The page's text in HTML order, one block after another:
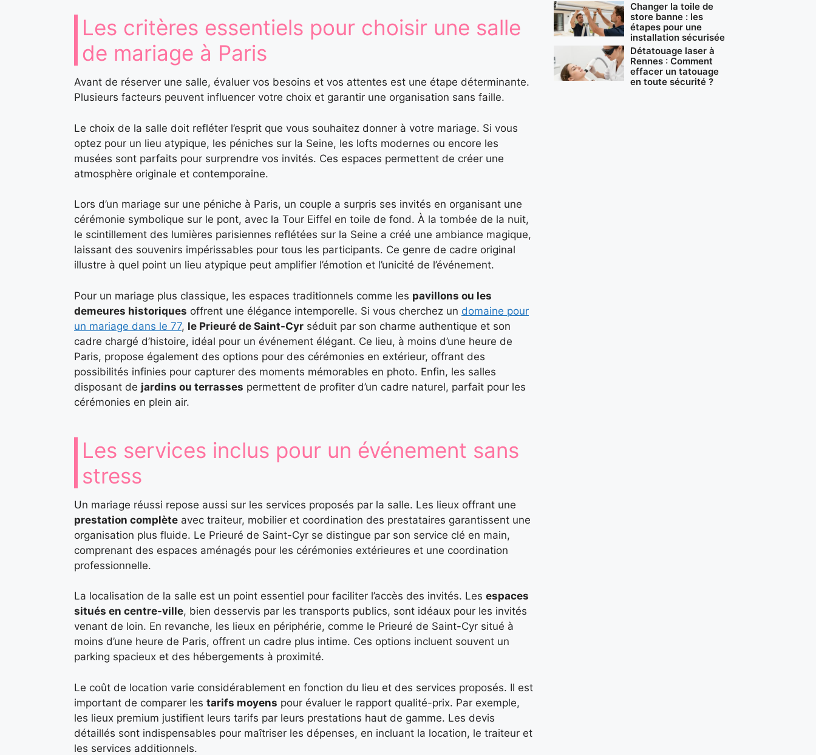
Les critères essentiels pour choisir une salle
de mariage à Paris
Avant de réserver une salle, évaluer vos besoins et vos attentes est une étape déterminante.
Plusieurs facteurs peuvent influencer votre choix et garantir une organisation sans faille.
Le choix de la salle doit refléter l’esprit que vous souhaitez donner à votre mariage. Si vous
optez pour un lieu atypique, les péniches sur la Seine, les lofts modernes ou encore les
musées sont parfaits pour surprendre vos invités. Ces espaces permettent de créer une
atmosphère originale et contemporaine.
Lors d’un mariage sur une péniche à Paris, un couple a surpris ses invités en organisant une
cérémonie symbolique sur le pont, avec la Tour Eiffel en toile de fond. À la tombée de la nuit,
le scintillement des lumières parisiennes reflétées sur la Seine a créé une ambiance magique,
laissant des souvenirs impérissables pour tous les participants. Ce genre de cadre original
illustre à quel point un lieu atypique peut amplifier l’émotion et l’unicité de l’événement.
Pour un mariage plus classique, les espaces traditionnels comme les pavillons ou les
demeures historiques offrent une élégance intemporelle. Si vous cherchez un domaine pour
un mariage dans le 77, le Prieuré de Saint-Cyr séduit par son charme authentique et son
cadre chargé d’histoire, idéal pour un événement élégant. Ce lieu, à moins d’une heure de
Paris, propose également des options pour des cérémonies en extérieur, offrant des
possibilités infinies pour capturer des moments mémorables en photo. Enfin, les salles
disposant de jardins ou terrasses permettent de profiter d’un cadre naturel, parfait pour les
cérémonies en plein air.
Les services inclus pour un événement sans
stress
Un mariage réussi repose aussi sur les services proposés par la salle. Les lieux offrant une
prestation complète avec traiteur, mobilier et coordination des prestataires garantissent une
organisation plus fluide. Le Prieuré de Saint-Cyr se distingue par son service clé en main,
comprenant des espaces aménagés pour les cérémonies extérieures et une coordination
professionnelle.
La localisation de la salle est un point essentiel pour faciliter l’accès des invités. Les espaces
situés en centre-ville, bien desservis par les transports publics, sont idéaux pour les invités
venant de loin. En revanche, les lieux en périphérie, comme le Prieuré de Saint-Cyr situé à
moins d’une heure de Paris, offrent un cadre plus intime. Ces options incluent souvent un
parking spacieux et des hébergements à proximité.
Le coût de location varie considérablement en fonction du lieu et des services proposés. Il est
important de comparer les tarifs moyens pour évaluer le rapport qualité-prix. Par exemple,
les lieux premium justifient leurs tarifs par leurs prestations haut de gamme. Les devis
détaillés sont indispensables pour maîtriser les dépenses, en incluant la location, le traiteur et
les services additionnels.
Changer la toile de
store banne : les
étapes pour une
installation sécurisée
Détatouage laser à
Rennes : Comment
effacer un tatouage
en toute sécurité ?